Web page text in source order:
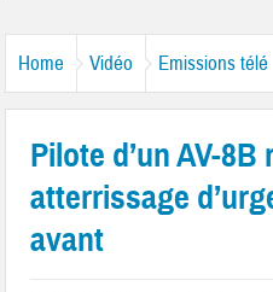
Home Vidéo Emissions télé
Pilote d’un AV-8B
atterrissage
avant